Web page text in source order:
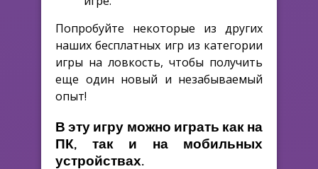
Попробуйте некоторые из других
наших бесплатных игр из категории
игры на ловкость, чтобы получить
еще один новый и незабываемый
опыт!
В эту игру можно играть как на
ПК, так и на мобильных
устройствах.